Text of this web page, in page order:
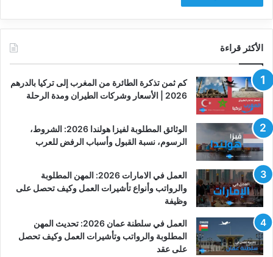
الأكثر قراءة
كم ثمن تذكرة الطائرة من المغرب إلى تركيا بالدرهم
2026 | الأسعار وشركات الطيران ومدة الرحلة
الوثائق المطلوبة لفيزا هولندا 2026: الشروط،
الرسوم، نسبة القبول وأسباب الرفض للعرب
العمل في الامارات 2026: المهن المطلوبة
والرواتب وأنواع تأشيرات العمل وكيف تحصل على
وظيفة
العمل في سلطنة عمان 2026: تحديث المهن
المطلوبة والرواتب وتأشيرات العمل وكيف تحصل
على عقد